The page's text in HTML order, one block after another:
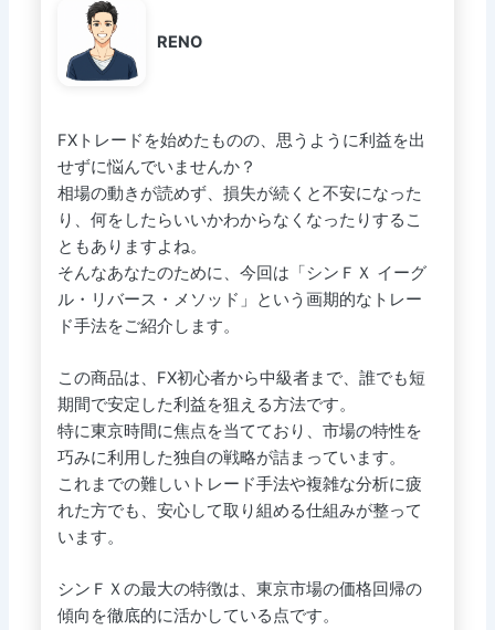
RENO
FXトレードを始めたものの、思うように利益を出
せずに悩んでいませんか？
相場の動きが読めず、損失が続くと不安になった
り、何をしたらいいかわからなくなったりするこ
ともありますよね。
そんなあなたのために、今回は「シンＦＸ イーグ
ル・リバース・メソッド」という画期的なトレー
ド手法をご紹介します。
この商品は、FX初心者から中級者まで、誰でも短
期間で安定した利益を狙える方法です。
特に東京時間に焦点を当てており、市場の特性を
巧みに利用した独自の戦略が詰まっています。
これまでの難しいトレード手法や複雑な分析に疲
れた方でも、安心して取り組める仕組みが整って
います。
シンＦＸの最大の特徴は、東京市場の価格回帰の
傾向を徹底的に活かしている点です。